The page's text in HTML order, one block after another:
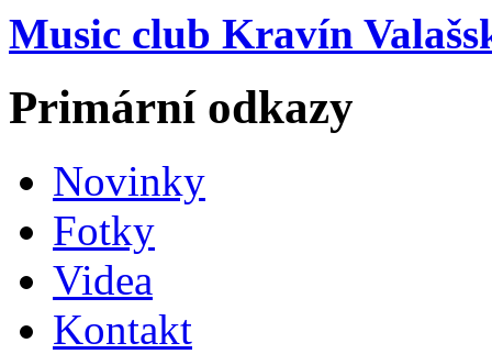
Music club Kravín
Primární odkazy
Novinky
Fotky
Videa
Kontakt